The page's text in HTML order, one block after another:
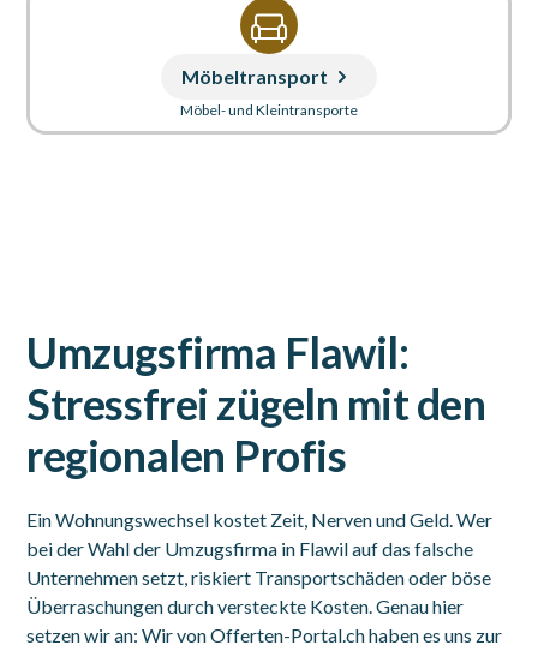
Möbeltransport
Möbel- und Kleintransporte
Umzugsfirma Flawil:
Stressfrei zügeln mit den
regionalen Profis
Ein Wohnungswechsel kostet Zeit, Nerven und Geld. Wer
bei der Wahl der Umzugsfirma in Flawil auf das falsche
Unternehmen setzt, riskiert Transportschäden oder böse
Überraschungen durch versteckte Kosten. Genau hier
setzen wir an: Wir von Offerten-Portal.ch haben es uns zur